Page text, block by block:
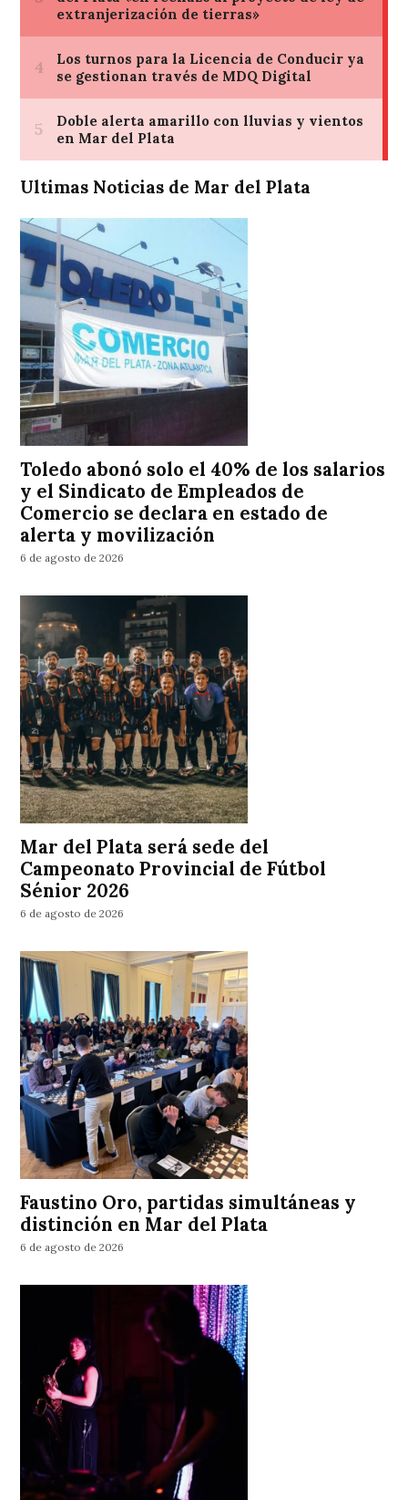
Ultimas Noticias de Mar del Plata
Toledo abonó solo el 40% de los salarios
y el Sindicato de Empleados de
Comercio se declara en estado de
alerta y movilización
6 de agosto de 2026
Mar del Plata será sede del
Campeonato Provincial de Fútbol
Sénior 2026
6 de agosto de 2026
Faustino Oro, partidas simultáneas y
distinción en Mar del Plata
6 de agosto de 2026